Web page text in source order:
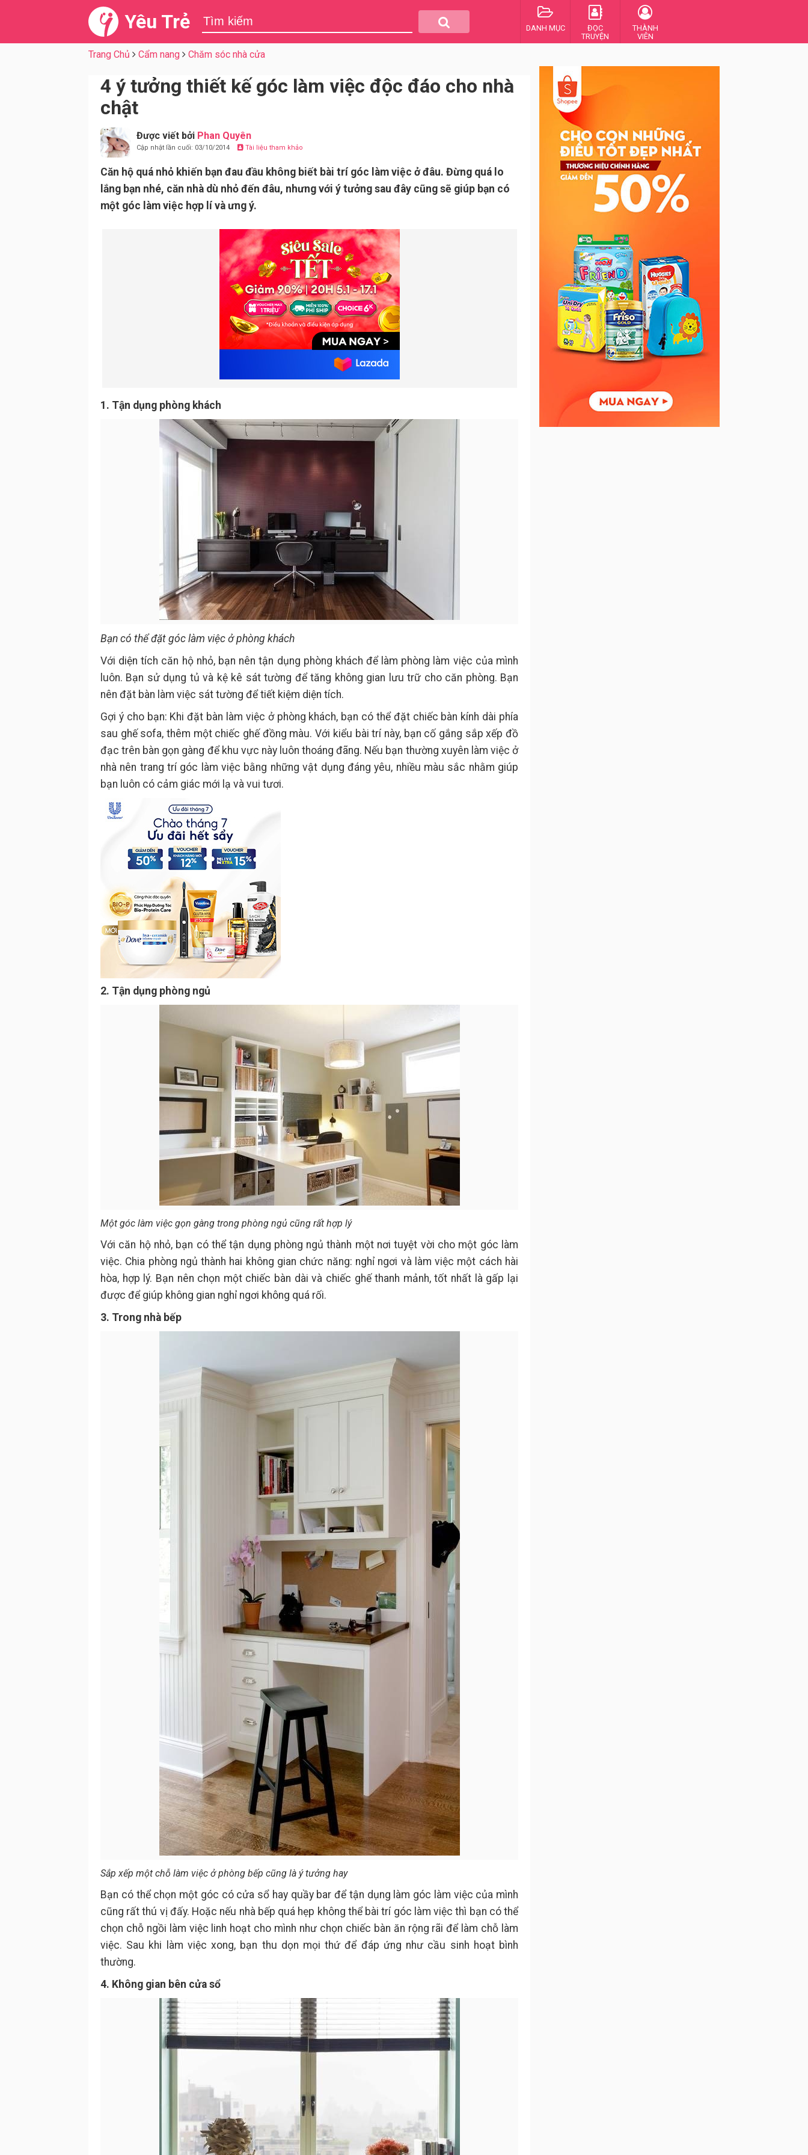
Yêu Trẻ DANH MỤC
ĐỌC
TRUYỆN
THÀNH
VIÊN
Trang Chủ Cẩm nang Chăm sóc nhà cửa
4 ý tưởng thiết kế góc làm việc độc đáo cho nhà
chật
Được viết bởi Phan Quyên
Cập nhật lần cuối: 03/10/2014 Tài liệu tham khảo
Căn hộ quá nhỏ khiến bạn đau đầu không biết bài trí góc làm việc ở đâu. Đừng quá lo
lắng bạn nhé, căn nhà dù nhỏ đến đâu, nhưng với ý tưởng sau đây cũng sẽ giúp bạn có
một góc làm việc hợp lí và ưng ý.
1. Tận dụng phòng khách
Bạn có thể đặt góc làm việc ở phòng khách
Với diện tích căn hộ nhỏ, bạn nên tận dụng phòng khách để làm phòng làm việc của mình
luôn. Bạn sử dụng tủ và kệ kê sát tường để tăng không gian lưu trữ cho căn phòng. Bạn
nên đặt bàn làm việc sát tường để tiết kiệm diện tích.
Gợi ý cho bạn: Khi đặt bàn làm việc ở phòng khách, bạn có thể đặt chiếc bàn kính dài phía
sau ghế sofa, thêm một chiếc ghế đồng màu. Với kiểu bài trí này, bạn cố gắng sắp xếp đồ
đạc trên bàn gọn gàng để khu vực này luôn thoáng đãng. Nếu bạn thường xuyên làm việc ở
nhà nên trang trí góc làm việc bằng những vật dụng đáng yêu, nhiều màu sắc nhằm giúp
bạn luôn có cảm giác mới lạ và vui tươi.
2. Tận dụng phòng ngủ
Một góc làm việc gọn gàng trong phòng ngủ cũng rất hợp lý
Với căn hộ nhỏ, bạn có thể tận dụng phòng ngủ thành một nơi tuyệt vời cho một góc làm
việc. Chia phòng ngủ thành hai không gian chức năng: nghỉ ngơi và làm việc một cách hài
hòa, hợp lý. Bạn nên chọn một chiếc bàn dài và chiếc ghế thanh mảnh, tốt nhất là gấp lại
được để giúp không gian nghỉ ngơi không quá rối.
3. Trong nhà bếp
Sắp xếp một chỗ làm việc ở phòng bếp cũng là ý tưởng hay
Bạn có thể chọn một góc có cửa sổ hay quầy bar để tận dụng làm góc làm việc của mình
cũng rất thú vị đấy. Hoặc nếu nhà bếp quá hẹp không thể bài trí góc làm việc thì bạn có thể
chọn chỗ ngồi làm việc linh hoạt cho mình như chọn chiếc bàn ăn rộng rãi để làm chỗ làm
việc. Sau khi làm việc xong, bạn thu dọn mọi thứ để đáp ứng như cầu sinh hoạt bình
thường.
4. Không gian bên cửa sổ